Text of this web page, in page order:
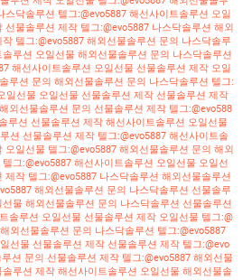
닥솔루션 텔그:@evo5887 해선사이트솔루션 오일
물솔루션 제작 텔그:@evo5887 나스닥솔루션 해외
텔그:@evo5887 해외선물솔루션 문의 나스닥솔루
루션 오일선물 해외선물솔루션 문의 나스닥솔루션
해선사이트솔루션 오일선물 선물솔루션 제작 오일
루션 문의 해외선물솔루션 문의 나스닥솔루션 텔그:
일선물 오일선물 선물솔루션 제작 선물솔루션 제작
외선물솔루션 문의 선물솔루션 제작 텔그:@evo588
루션 선물솔루션 제작 해선사이트솔루션 오일선물
션 선물솔루션 제작 텔그:@evo5887 해선사이트솔
일선물 텔그:@evo5887 해외선물솔루션 문의 해외
그:@evo5887 해선사이트솔루션 오일선물 오일선
작 텔그:@evo5887 나스닥솔루션 해외선물솔루션
해외선물솔루션 문의 나스닥솔루션 선물솔루
물 해외선물솔루션 문의 나스닥솔루션 선물솔루션
솔루션 오일선물 선물솔루션 제작 오일선물 텔그:@
외선물솔루션 문의 나스닥솔루션 텔그:@evo5887
선물 선물솔루션 제작 선물솔루션 제작 텔그:@evo
션 문의 선물솔루션 제작 텔그:@evo5887 해외선물
루션 제작 해선사이트솔루션 오일선물 해외선물솔